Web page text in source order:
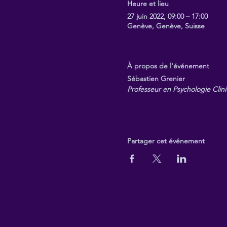
Heure et lieu
27 juin 2022, 09:00 – 17:00
Genève, Genève, Suisse
À propos de l'événement
Sébastien Grenier
Professeur en Psychologie
Partager cet événement